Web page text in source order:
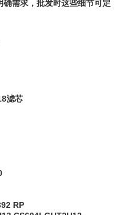
需求，批发时这些细节可定
滤芯
RP